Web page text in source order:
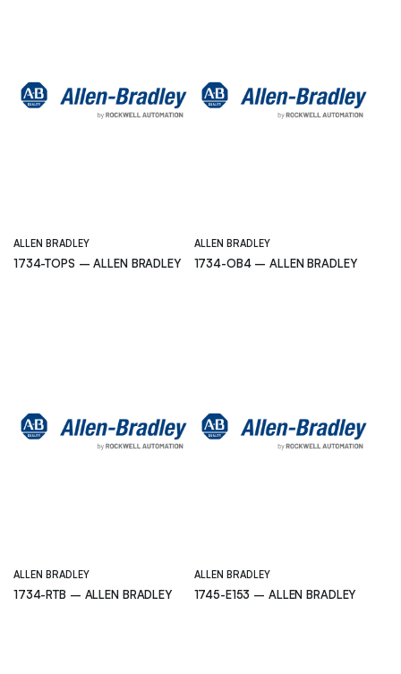
ALLEN BRADLEY
1734-TOPS – ALLEN BRADLEY
ALLEN BRADLEY
1734-OB4 – ALLEN BRADLEY
ALLEN BRADLEY
1734-RTB – ALLEN BRADLEY
ALLEN BRADLEY
1745-E153 – ALLEN BRADLEY